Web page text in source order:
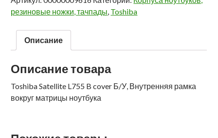
резиновые ножки, тачпады, Toshiba
Описание
Описание товара
Toshiba Satellite L755 B cover Б/У, Внутренняя рамка
вокруг матрицы ноутбука